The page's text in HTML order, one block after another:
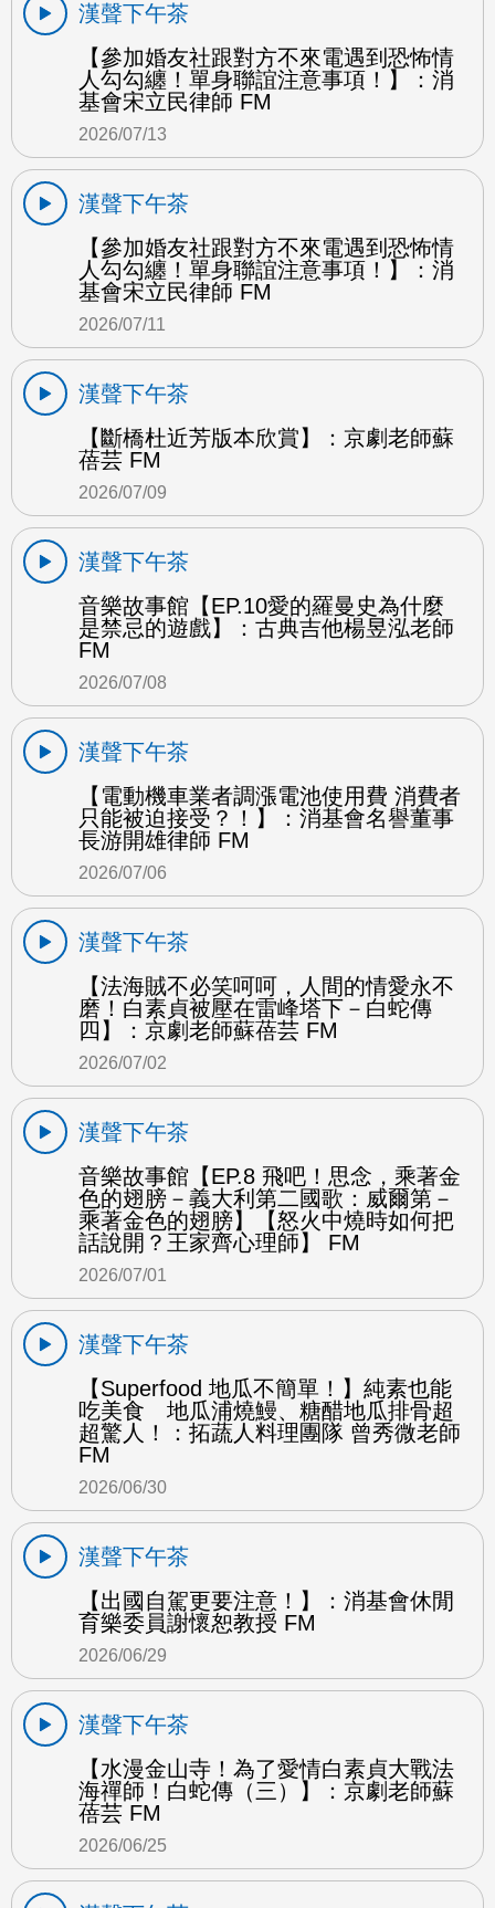
漢聲下午茶
【參加婚友社跟對方不來電遇到恐怖情
人勾勾纏！單身聯誼注意事項！】：消
基會宋立民律師 FM
2026/07/13
漢聲下午茶
【參加婚友社跟對方不來電遇到恐怖情
人勾勾纏！單身聯誼注意事項！】：消
基會宋立民律師 FM
2026/07/11
漢聲下午茶
【斷橋杜近芳版本欣賞】：京劇老師蘇
蓓芸 FM
2026/07/09
漢聲下午茶
音樂故事館【EP.10愛的羅曼史為什麼
是禁忌的遊戲】：古典吉他楊昱泓老師
FM
2026/07/08
漢聲下午茶
【電動機車業者調漲電池使用費 消費者
只能被迫接受？！】：消基會名譽董事
長游開雄律師 FM
2026/07/06
漢聲下午茶
【法海賊不必笑呵呵，人間的情愛永不
磨！白素貞被壓在雷峰塔下－白蛇傳
四】：京劇老師蘇蓓芸 FM
2026/07/02
漢聲下午茶
音樂故事館【EP.8 飛吧！思念，乘著金
色的翅膀－義大利第二國歌：威爾第－
乘著金色的翅膀】【怒火中燒時如何把
話說開？王家齊心理師】 FM
2026/07/01
漢聲下午茶
【Superfood 地瓜不簡單！】純素也能
吃美食 地瓜浦燒鰻、糖醋地瓜排骨超
超驚人！：拓蔬人料理團隊 曾秀微老師
FM
2026/06/30
漢聲下午茶
【出國自駕更要注意！】：消基會休閒
育樂委員謝懷恕教授 FM
2026/06/29
漢聲下午茶
【水漫金山寺！為了愛情白素貞大戰法
海禪師！白蛇傳（三）】：京劇老師蘇
蓓芸 FM
2026/06/25